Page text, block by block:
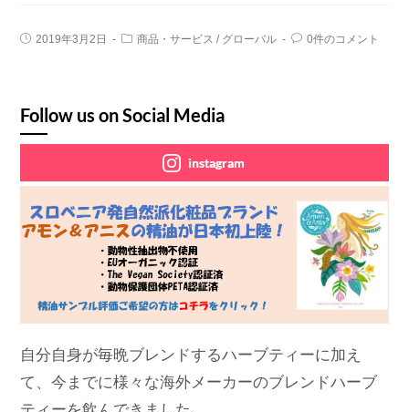
2019年3月2日 商品・サービス / グローバル 0件のコメント
Follow us on Social Media
instagram
自分自身が毎晩ブレンドするハーブティーに加え
て、今までに様々な海外メーカーのブレンドハーブ